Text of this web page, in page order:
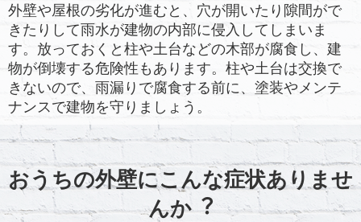
外壁や屋根の劣化が進むと、穴が開いたり隙間がで
きたりして雨水が建物の内部に侵入してしまいま
す。放っておくと柱や土台などの木部が腐食し、建
物が倒壊する危険性もあります。柱や土台は交換で
きないので、雨漏りで腐食する前に、塗装やメンテ
ナンスで建物を守りましょう。
おうちの外壁にこんな症状ありませ
んか︖